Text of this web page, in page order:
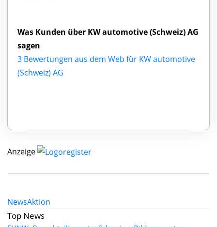
Was Kunden über KW automotive (Schweiz) AG
sagen
3 Bewertungen aus dem Web für KW automotive
(Schweiz) AG
Anzeige
NewsAktion
Top News